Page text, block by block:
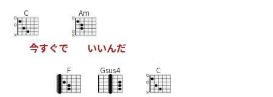
C
今すぐで
Am
いいんだ
F Gsus4 C